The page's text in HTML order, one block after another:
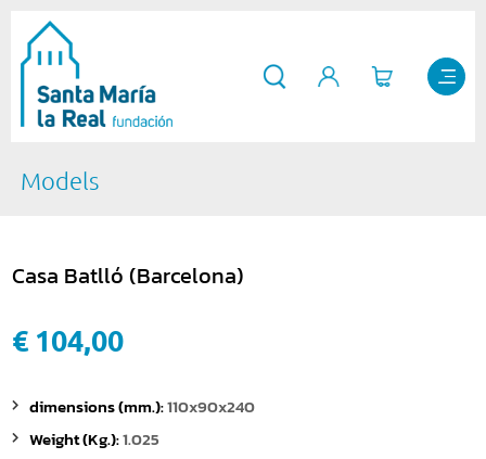
Models
Casa Batlló (Barcelona)
€ 104,00
dimensions (mm.):110x90x240
Weight (Kg.):1.025